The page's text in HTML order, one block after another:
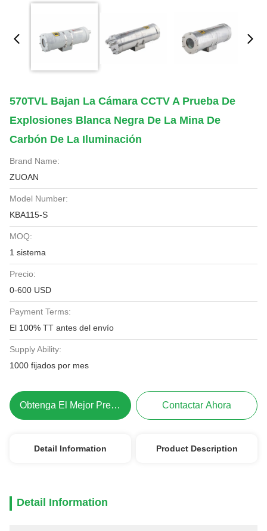
570TVL Bajan La Cámara CCTV A Prueba De
Explosiones Blanca Negra De La Mina De
Carbón De La Iluminación
Brand Name:
ZUOAN
Model Number:
KBA115-S
MOQ:
1 sistema
Precio:
0-600 USD
Payment Terms:
El 100% TT antes del envío
Supply Ability:
1000 fijados por mes
Obtenga El Mejor Precio Contactar Ahora
Detail Information Product Description
Detail Information